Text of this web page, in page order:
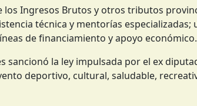
Ingresos Brutos y otros tributos
técnica y mentorías especializadas;
de financiamiento y apoyo económico.
sancionó la ley impulsada por el ex
deportivo, cultural, saludable,